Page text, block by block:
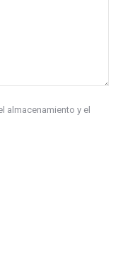
almacenamiento y el